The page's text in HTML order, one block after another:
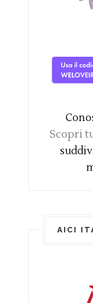
Scopri
AICI